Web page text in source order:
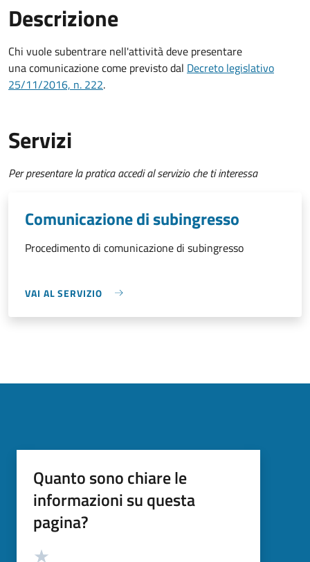
Descrizione
Chi vuole subentrare nell'attività deve presentare
una comunicazionecome previsto dal Decreto legislativo
25/11/2016, n. 222.
Servizi
Per presentare la pratica accedi al servizio che ti interessa
Comunicazione di subingresso
Procedimento di comunicazione di subingresso
VAI AL SERVIZIO
Quanto sono chiare le
informazioni su questa
pagina?
Valutazione